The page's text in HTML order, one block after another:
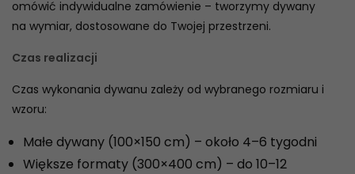
omówić indywidualne zamówienie – tworzymy dywany
na wymiar, dostosowane do Twojej przestrzeni.
Czas realizacji
Czas wykonania dywanu zależy od wybranego rozmiaru i
wzoru:
Małe dywany (100×150 cm) – około 4–6 tygodni
Większe formaty (300×400 cm) – do 10–12